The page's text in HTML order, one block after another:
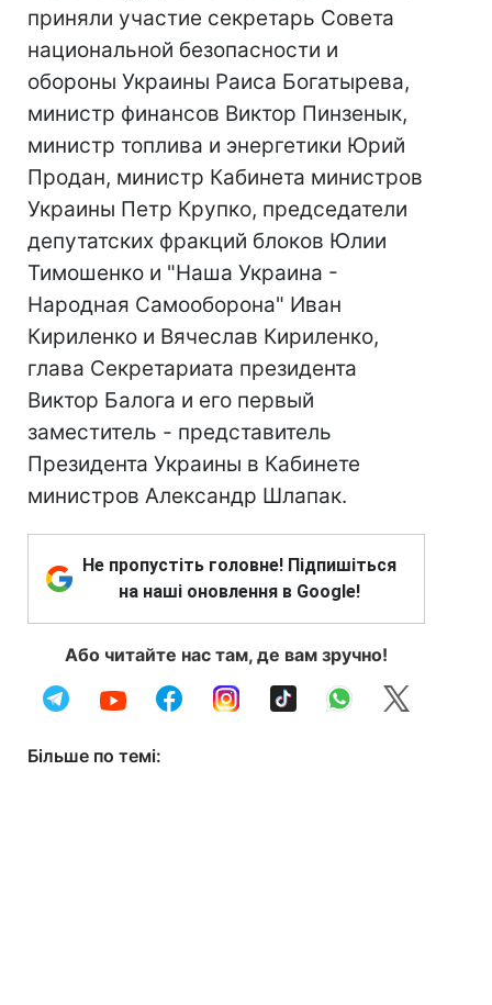
приняли участие секретарь Совета
национальной безопасности и
обороны Украины Раиса Богатырева,
министр финансов Виктор Пинзенык,
министр топлива и энергетики Юрий
Продан, министр Кабинета министров
Украины Петр Крупко, председатели
депутатских фракций блоков Юлии
Тимошенко и "Наша Украина -
Народная Самооборона" Иван
Кириленко и Вячеслав Кириленко,
глава Секретариата президента
Виктор Балога и его первый
заместитель - представитель
Президента Украины в Кабинете
министров Александр Шлапак.
Не пропустіть головне! Підпишіться
на наші оновлення в Google!
Або читайте нас там, де вам зручно!
Більше по темі: